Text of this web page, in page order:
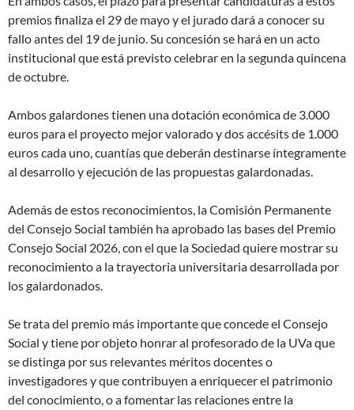
premios finaliza el 29 de mayo y el jurado dará a conocer su
fallo antes del 19 de junio. Su concesión se hará en un acto
institucional que está previsto celebrar en la segunda quincena
de octubre.
Ambos galardones tienen una dotación económica de 3.000
euros para el proyecto mejor valorado y dos accésits de 1.000
euros cada uno, cuantías que deberán destinarse íntegramente
al desarrollo y ejecución de las propuestas galardonadas.
Además de estos reconocimientos, la Comisión Permanente
del Consejo Social también ha aprobado las bases del Premio
Consejo Social 2026, con el que la Sociedad quiere mostrar su
reconocimiento a la trayectoria universitaria desarrollada por
los galardonados.
Se trata del premio más importante que concede el Consejo
Social y tiene por objeto honrar al profesorado de la UVa que
se distinga por sus relevantes méritos docentes o
investigadores y que contribuyen a enriquecer el patrimonio
del conocimiento, o a fomentar las relaciones entre la